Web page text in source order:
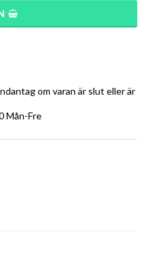
om varan är slut eller är
Mån-Fre